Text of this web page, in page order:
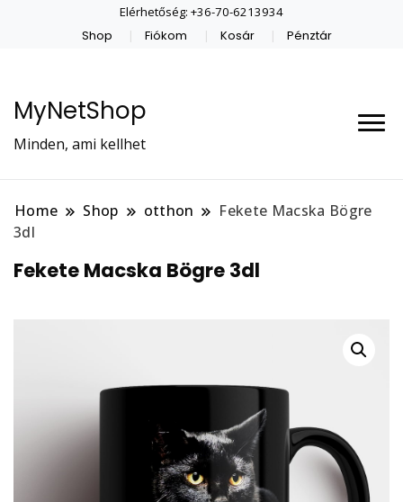
Elérhetőség: +36-70-6213934
Shop Fiókom Kosár Pénztár
MyNetShop
Minden, ami kellhet
Home Shop otthon
Fekete Macska Bögre
3dl
Fekete Macska Bögre 3dl